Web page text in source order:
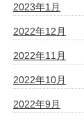
2023年1月
2022年12月
2022年11月
2022年10月
2022年9月